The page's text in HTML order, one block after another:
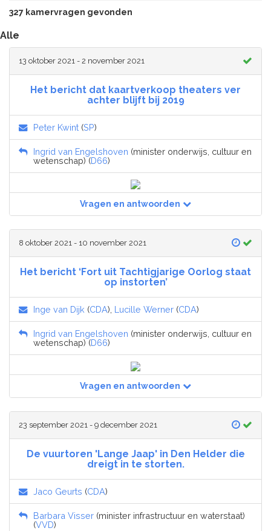
327 kamervragen gevonden
Alle
13 oktober 2021 - 2 november 2021
Het bericht dat kaartverkoop theaters ver
achter blijft bij 2019
Peter Kwint (SP)
Ingrid van Engelshoven (minister onderwijs, cultuur en
wetenschap) (D66)
Vragen en antwoorden
8 oktober 2021 - 10 november 2021
Het bericht ‘Fort uit Tachtigjarige Oorlog staat
op instorten’
Inge van Dijk (CDA), Lucille Werner (CDA)
Ingrid van Engelshoven (minister onderwijs, cultuur en
wetenschap) (D66)
Vragen en antwoorden
23 september 2021 - 9 december 2021
De vuurtoren 'Lange Jaap' in Den Helder die
dreigt in te storten.
Jaco Geurts (CDA)
Barbara Visser (minister infrastructuur en waterstaat)
(VVD)